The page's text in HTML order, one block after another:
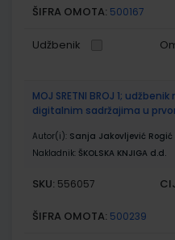
ŠIFRA OMOTA: 500167
Udžbenik
MOJ SRETNI BROJ 1;
digitalnim sadržajima u
Autor(i): Sanja Jakovljević
Nakladnik: ŠKOLSKA KNJIGA d.d.
SKU: 556057
ŠIFRA OMOTA: 500239